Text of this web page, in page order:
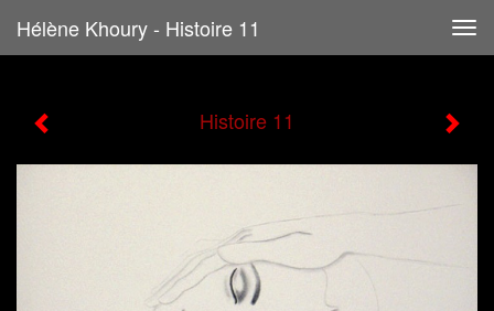
Hélène Khoury - Histoire 11
Histoire 11